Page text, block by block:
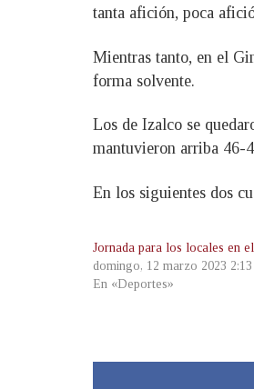
tanta afición, poca
Mientras tanto, en el
forma solvente.
Los de Izalco se
mantuvieron arriba 46-
En los siguientes dos
Jornada para los locales en
domingo, 12 marzo 2023
En «Deportes»